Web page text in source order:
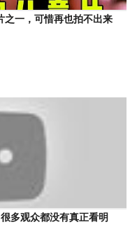
之一，可惜再也拍不出来
多观众都没有真正看明